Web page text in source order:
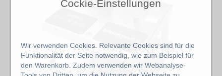
Cockie-Einstellungen
Wir verwenden Cookies. Relevante Cookies sind für die
Funktionalität der Seite notwendig, wie zum Beispiel für
den Warenkorb. Zudem verwenden wir Webanalyse-